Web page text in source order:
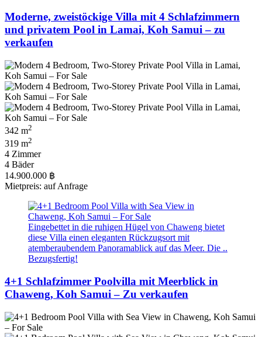
Moderne, zweistöckige Villa mit 4 Schlafzimmern
und privatem Pool in Lamai, Koh Samui – zu
verkaufen
342 m2
319 m2
4 Zimmer
4 Bäder
14.900.000 ฿
Mietpreis: auf Anfrage
Eingebettet in die ruhigen Hügel von Chaweng bietet
diese Villa einen eleganten Rückzugsort mit
atemberaubendem Panoramablick auf das Meer. Die ..
Bezugsfertig!
4+1 Schlafzimmer Poolvilla mit Meerblick in
Chaweng, Koh Samui – Zu verkaufen